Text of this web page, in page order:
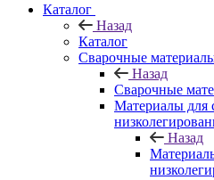
Каталог
Назад
Каталог
Сварочные
Назад
Сварочные
Материалы для
Назад